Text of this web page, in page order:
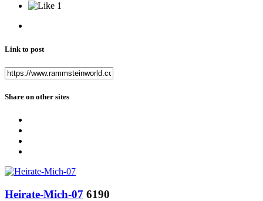
1
Link to post
Share on other sites
Heirate-Mich-07 6190